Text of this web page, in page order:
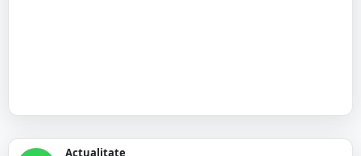
Actualitate